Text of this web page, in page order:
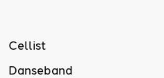
Cellist
Danseband